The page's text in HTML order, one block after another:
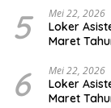
5 Mei 22, 2026
Loker
Maret
6 Mei 22, 2026
Loker
Maret